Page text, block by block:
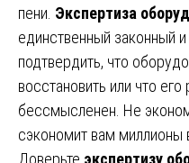
пени. Экспертиза
единственный законный
подтвердить, что
восстановить или что
бессмысленен. Не
сэкономит вам миллионы
Доверьте экспертизу